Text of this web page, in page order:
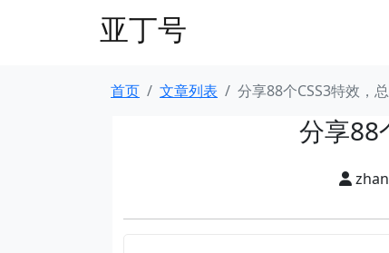
亚丁号
首页 文章列表 分享88个CSS3特效，
分享88